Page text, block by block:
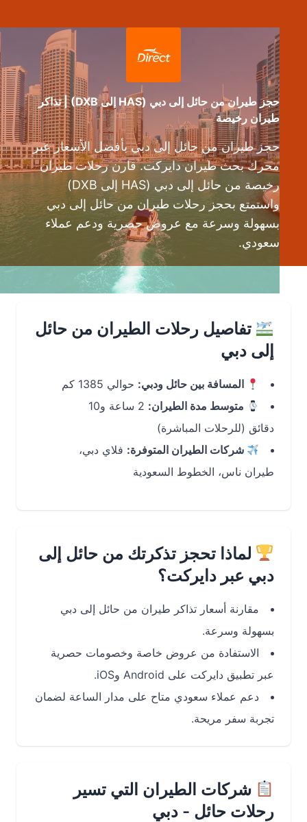
حجز طيران من حائل إلى دبي (HAS إلى DXB) | تذاكر
طيران رخيصة
حجز طيران من حائل إلى دبي بأفضل الأسعار عبر
محرك بحث طيران دايركت. قارن رحلات طيران
رخيصة من حائل إلى دبي (HAS إلى DXB)
واستمتع بحجز رحلات طيران من حائل إلى دبي
بسهولة وسرعة مع عروض حصرية ودعم عملاء
سعودي.
تفاصيل رحلات الطيران من حائل
إلى دبي
المسافة بين حائل ودبي: حوالي 1385 كم
متوسط مدة الطيران:
2 ساعة و10
دقائق (للرحلات المباشرة)
شركات الطيران المتوفرة:فلاي دبي،
طيران ناس، الخطوط السعودية
لماذا تحجز تذكرتك من حائل إلى
دبي عبر دايركت؟
مقارنة أسعار تذاكر طيران من حائل إلى دبي
بسهولة وسرعة.
الاستفادة من عروض خاصة وخصومات حصرية
عبر تطبيق دايركت على Android وiOS.
دعم عملاء سعودي متاح على مدار الساعة لضمان
تجربة سفر مريحة.
شركات الطيران التي تسير
رحلات حائل - دبي